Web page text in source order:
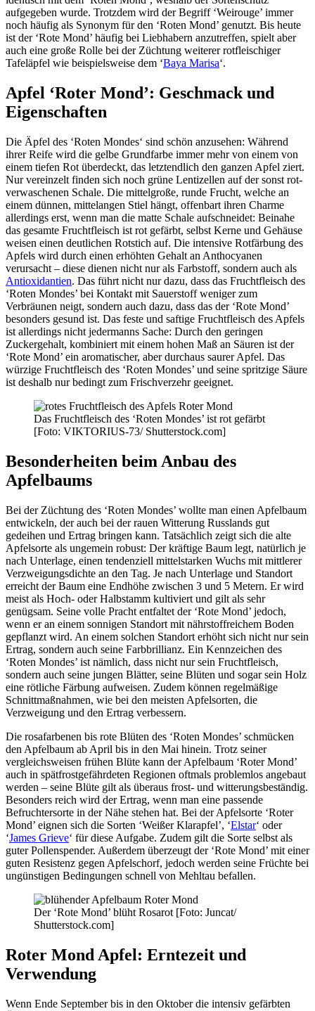
aufgegeben wurde. Trotzdem wird der Begriff ‘Weirouge’ immer
noch häufig als Synonym für den ‘Roten Mond’ genutzt. Bis heute
ist der ‘Rote Mond’ häufig bei Liebhabern anzutreffen, spielt aber
auch eine große Rolle bei der Züchtung weiterer rotfleischiger
Tafeläpfel wie beispielsweise dem ‘Baya Marisa‘.
Apfel ‘Roter Mond’: Geschmack und
Eigenschaften
Die Äpfel des ‘Roten Mondes‘ sind schön anzusehen: Während
ihrer Reife wird die gelbe Grundfarbe immer mehr von einem von
einem tiefen Rot überdeckt, das letztendlich den ganzen Apfel ziert.
Nur vereinzelt finden sich noch grüne Lentizellen auf der sonst rot-
verwaschenen Schale. Die mittelgroße, runde Frucht, welche an
einem dünnen, mittelangen Stiel hängt, offenbart ihren Charme
allerdings erst, wenn man die matte Schale aufschneidet: Beinahe
das gesamte Fruchtfleisch ist rot gefärbt, selbst Kerne und Gehäuse
weisen einen deutlichen Rotstich auf. Die intensive Rotfärbung des
Apfels wird durch einen erhöhten Gehalt an Anthocyanen
verursacht – diese dienen nicht nur als Farbstoff, sondern auch als
Antioxidantien. Das führt nicht nur dazu, dass das Fruchtfleisch des
‘Roten Mondes’ bei Kontakt mit Sauerstoff weniger zum
Verbräunen neigt, sondern auch dazu, dass das der ‘Rote Mond’
besonders gesund ist. Das feste und saftige Fruchtfleisch des Apfels
ist allerdings nicht jedermanns Sache: Durch den geringen
Zuckergehalt, kombiniert mit einem hohen Maß an Säuren ist der
‘Rote Mond’ ein aromatischer, aber durchaus saurer Apfel. Das
würzige Fruchtfleisch des ‘Roten Mondes’ und seine spritzige Säure
ist deshalb nur bedingt zum Frischverzehr geeignet.
Das Fruchtfleisch des ‘Roten Mondes’ ist rot gefärbt
[Foto: VIKTORIUS-73/ Shutterstock.com]
Besonderheiten beim Anbau des
Apfelbaums
Bei der Züchtung des ‘Roten Mondes’ wollte man einen Apfelbaum
entwickeln, der auch bei der rauen Witterung Russlands gut
gedeihen und Ertrag bringen kann. Tatsächlich zeigt sich die alte
Apfelsorte als ungemein robust: Der kräftige Baum legt, natürlich je
nach Unterlage, einen tendenziell mittelstarken Wuchs mit mittlerer
Verzweigungsdichte an den Tag. Je nach Unterlage und Standort
erreicht der Baum eine Endhöhe zwischen 3 und 5 Metern. Er wird
meist als Hoch- oder Halbstamm kultiviert und gilt als sehr
genügsam. Seine volle Pracht entfaltet der ‘Rote Mond’ jedoch,
wenn er an einem sonnigen Standort mit nährstoffreichem Boden
gepflanzt wird. An einem solchen Standort erhöht sich nicht nur sein
Ertrag, sondern auch seine Farbbrillianz. Ein Kennzeichen des
‘Roten Mondes’ ist nämlich, dass nicht nur sein Fruchtfleisch,
sondern auch seine jungen Blätter, seine Blüten und sogar sein Holz
eine rötliche Färbung aufweisen. Zudem können regelmäßige
Schnittmaßnahmen, wie bei den meisten Apfelsorten, die
Verzweigung und den Ertrag verbessern.
Die rosafarbenen bis rote Blüten des ‘Roten Mondes’ schmücken
den Apfelbaum ab April bis in den Mai hinein. Trotz seiner
vergleichsweisen frühen Blüte kann der Apfelbaum ‘Roter Mond’
auch in spätfrostgefährdeten Regionen oftmals problemlos angebaut
werden – seine Blüte gilt als überaus frost- und witterungsbeständig.
Besonders reich wird der Ertrag, wenn man eine passende
Befruchtersorte in der Nähe stehen hat. Bei der Apfelsorte ‘Roter
Mond’ eignen sich die Sorten ‘Weißer Klarapfel’, ‘Elstar‘ oder
‘James Grieve‘ für diese Aufgabe. Zudem gilt die Sorte selbst als
guter Pollenspender. Außerdem überzeugt der ‘Rote Mond’ mit einer
guten Resistenz gegen Apfelschorf, jedoch werden seine Früchte bei
ungünstigen Bedingungen schnell von Mehltau befallen.
Der ‘Rote Mond’ blüht Rosarot [Foto: Juncat/
Shutterstock.com]
Roter Mond Apfel: Erntezeit und
Verwendung
Wenn Ende September bis in den Oktober die intensiv gefärbten